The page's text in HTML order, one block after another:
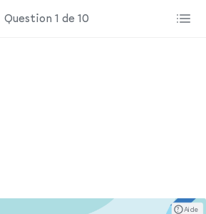
Question 1 de 10
? ​ ​ Aide